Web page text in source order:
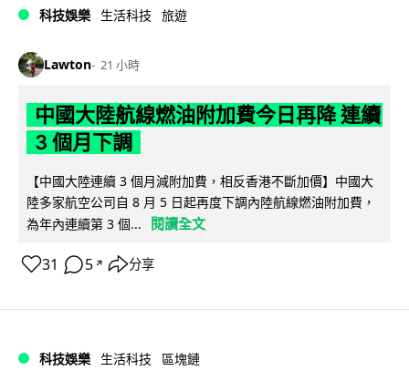
科技娛樂 生活科技 旅遊
Lawton 21 小時
中國大陸航線燃油附加費今日再降 連續
3 個月下調
【中國大陸連續 3 個月減附加費，相反香港不斷加價】中國大
陸多家航空公司自 8 月 5 日起再度下調內陸航線燃油附加費，
為年內連續第 3 個...
閱讀全文
31 5 ↗ 分享
科技娛樂 生活科技 區塊鏈